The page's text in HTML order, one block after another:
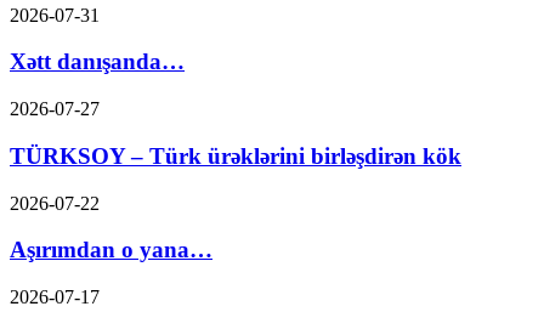
2026-07-31
Xətt danışanda…
2026-07-27
TÜRKSOY – Türk ürəklərini birləşdirən kök
2026-07-22
Aşırımdan o yana…
2026-07-17